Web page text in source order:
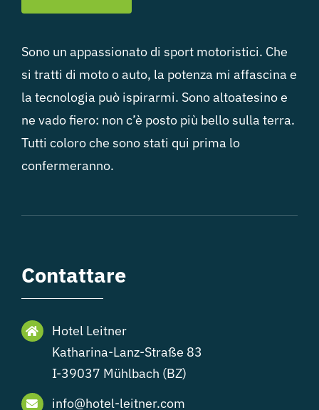
Sono un appassionato di sport motoristici. Che
si tratti di moto o auto, la potenza mi affascina e
la tecnologia può ispirarmi. Sono altoatesino e
ne vado fiero: non c’è posto più bello sulla terra.
Tutti coloro che sono stati qui prima lo
confermeranno.
Contattare
Hotel Leitner
Katharina-Lanz-Straße 83
I-39037 Mühlbach (BZ)
info@hotel-leitner.com